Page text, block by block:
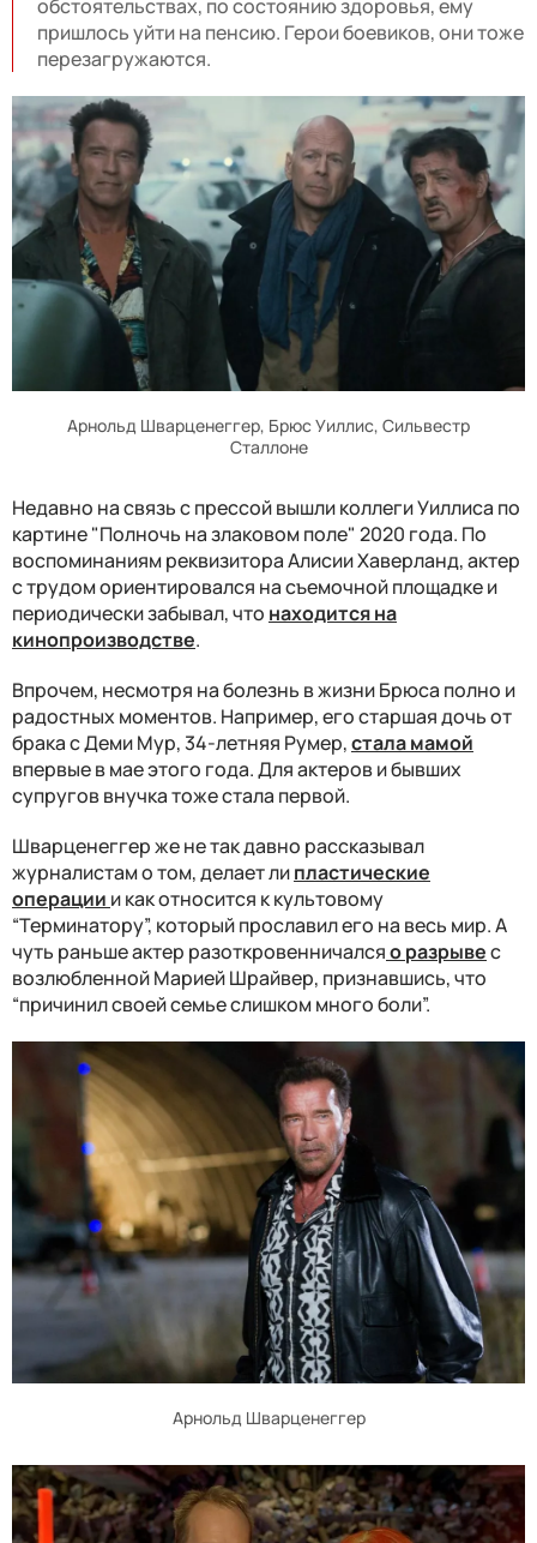
обстоятельствах, по состоянию здоровья, ему
пришлось уйти на пенсию. Герои боевиков, они тоже
перезагружаются.
Арнольд Шварценеггер, Брюс Уиллис, Сильвестр
Сталлоне
Недавно на связь с прессой вышли коллеги Уиллиса по
картине "Полночь на злаковом поле" 2020 года. По
воспоминаниям реквизитора Алисии Хаверланд, актер
с трудом ориентировался на съемочной площадке и
периодически забывал, что находится на
кинопроизводстве.
Впрочем, несмотря на болезнь в жизни Брюса полно и
радостных моментов. Например, его старшая дочь от
брака с Деми Мур, 34-летняя Румер,стала мамой
впервые в мае этого года. Для актеров и бывших
супругов внучка тоже стала первой.
Шварценеггер же не так давно рассказывал
журналистам о том, делает липластические
операции и как относится к культовому
“Терминатору”, который прославил его на весь мир. А
чуть раньше актер разоткровенничалсяо разрывес
возлюбленной Марией Шрайвер, признавшись, что
“причинил своей семье слишком много боли”.
Арнольд Шварценеггер